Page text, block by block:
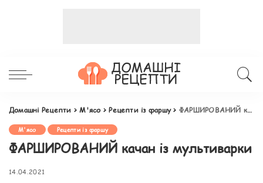
Домашні Рецепти >М'ясо>Рецепти із фаршу> ФАРШИРОВАНИЙ качан із мультиварки
М'ясо Рецепти із фаршу
ФАРШИРОВАНИЙ качан із мультиварки
14.04.2021